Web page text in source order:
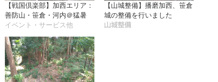
【戦国倶楽部】加西エリア：
善防山・笹倉・河内＠猛暑
イベント・サービス他
【山城整備】播磨加西、笹倉
城の整備を行いました
山城整備